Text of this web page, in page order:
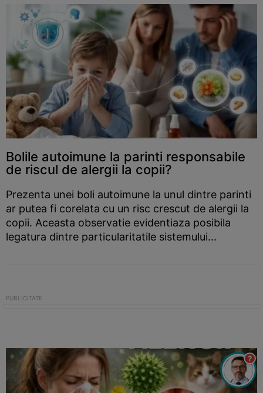
Bolile autoimune la parinti responsabile
de riscul de alergii la copii?
Prezenta unei boli autoimune la unul dintre parinti
ar putea fi corelata cu un risc crescut de alergii la
copii. Aceasta observatie evidentiaza posibila
legatura dintre particularitatile sistemului...
?